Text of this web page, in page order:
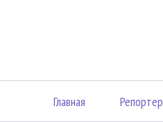
Главная Репортер